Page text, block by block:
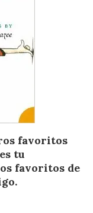
favoritos
tu
favoritos de